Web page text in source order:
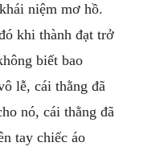
niệm mơ hồ.
khi thành đạt trở
biết bao
lễ, cái thằng đã
nó, cái thằng đã
tay chiếc áo